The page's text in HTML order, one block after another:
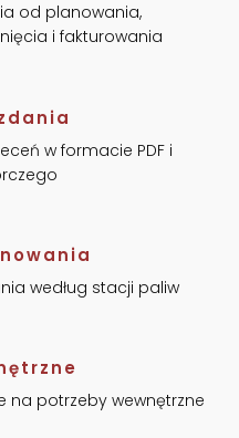
od planowania,
i fakturowania
w formacie PDF i
według stacji paliw
na potrzeby wewnętrzne